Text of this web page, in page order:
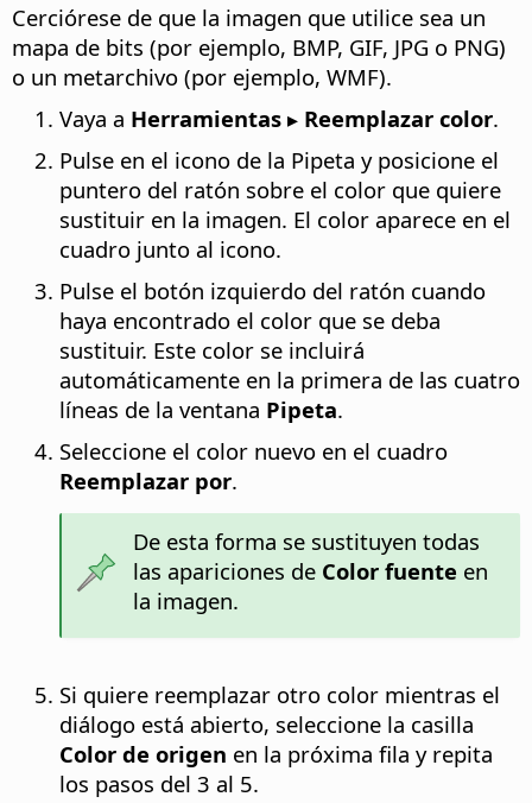
Cerciórese de que la imagen que utilice sea un
mapa de bits (por ejemplo, BMP, GIF, JPG o PNG)
o un metarchivo (por ejemplo, WMF).
Vaya a Herramientas ▸ Reemplazar color.
Pulse en el icono de la Pipeta y posicione el
puntero del ratón sobre el color que quiere
sustituir en la imagen. El color aparece en el
cuadro junto al icono.
Pulse el botón izquierdo del ratón cuando
haya encontrado el color que se deba
sustituir. Este color se incluirá
automáticamente en la primera de las cuatro
líneas de la ventana Pipeta.
Seleccione el color nuevo en el cuadro
Reemplazar por.
De esta forma se sustituyen todas
las apariciones de Color fuente en
la imagen.
Si quiere reemplazar otro color mientras el
diálogo está abierto, seleccione la casilla
Color de origen en la próxima fila y repita
los pasos del 3 al 5.